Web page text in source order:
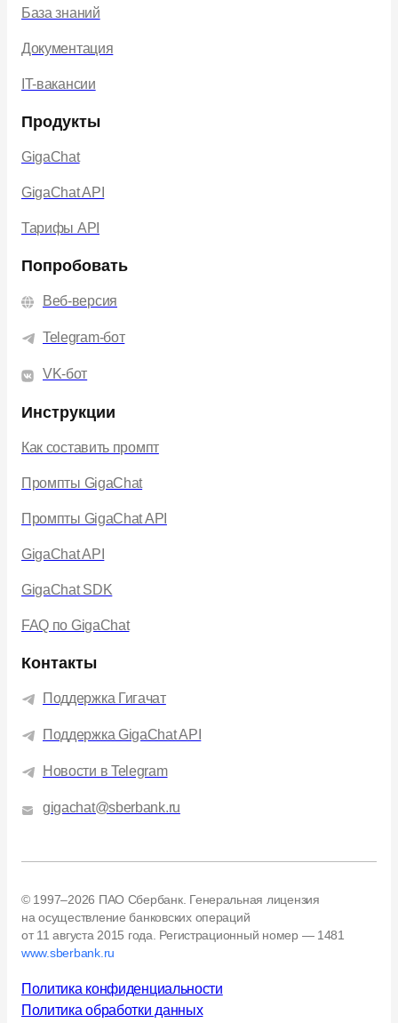
База знаний
Документация
IT-вакансии
Продукты
GigaChat
GigaChat API
Тарифы API
Попробовать
Веб-версия
Telegram-бот
VK-бот
Инструкции
Как составить промпт
Промпты GigaChat
Промпты GigaChat API
GigaChat API
GigaChat SDK
FAQ по GigaChat
Контакты
Поддержка Гигачат
Поддержка GigaChat API
Новости в Telegram
gigachat@sberbank.ru
© 1997–2026 ПАО Сбербанк. Генеральная лицензия
на осуществление банковских операций
от 11 августа 2015 года. Регистрационный номер — 1481
www.sberbank.ru
Политика конфиденциальности
Политика обработки данных